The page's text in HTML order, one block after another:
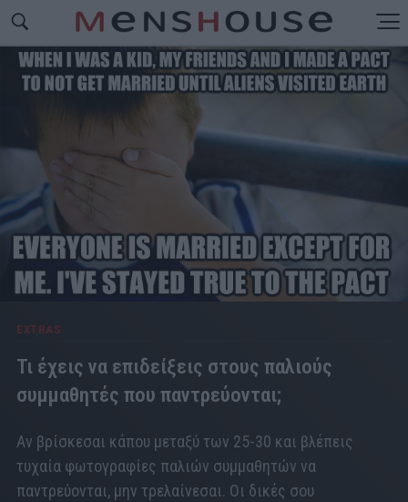
EXTRAS
Τι έχεις να επιδείξεις στους παλιούς
συμμαθητές που παντρεύονται;
Αν βρίσκεσαι κάπου μεταξύ των 25-30 και βλέπεις
τυχαία φωτογραφίες παλιών συμμαθητών να
παντρεύονται, μην τρελαίνεσαι. Οι δικές σου